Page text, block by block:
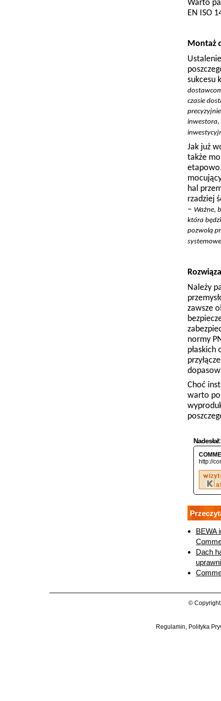
Warto
EN ISO
Montaż
sukcesu
czasie
inwestora,
Jak już
także
hal
rzadziej
– Ważne,
która
pozwolą
Należy
zawsze
normy
Choć
warto
Nadesłał:
http://
BEWA
Dach
©
Regulamin, Polityka